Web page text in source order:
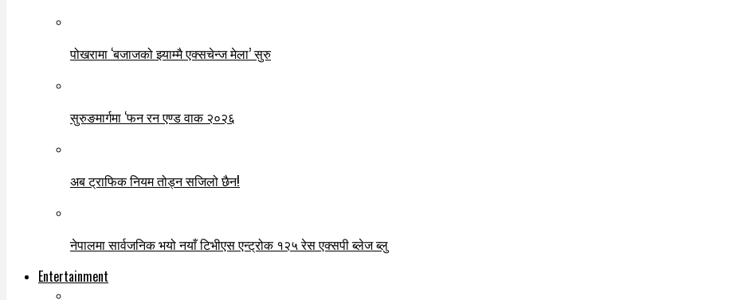
पोखरामा ‘बजाजको झ्याम्मै एक्सचेन्ज मेला’ सुरु
सुरुङमार्गमा ‘फन रन एण्ड वाक २०२६
अब ट्राफिक नियम तोड्न सजिलो छैन!
नेपालमा सार्वजनिक भयो नयाँ टिभीएस एन्ट्रोक १२५ रेस एक्सपी ब्लेज ब्लु
Entertainment